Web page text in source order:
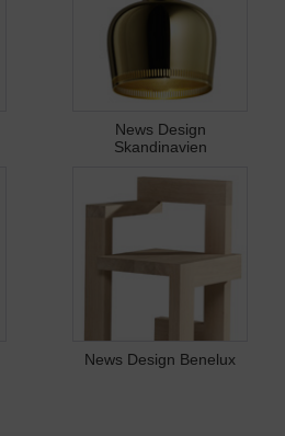
News Design
Skandinavien
News Design Benelux